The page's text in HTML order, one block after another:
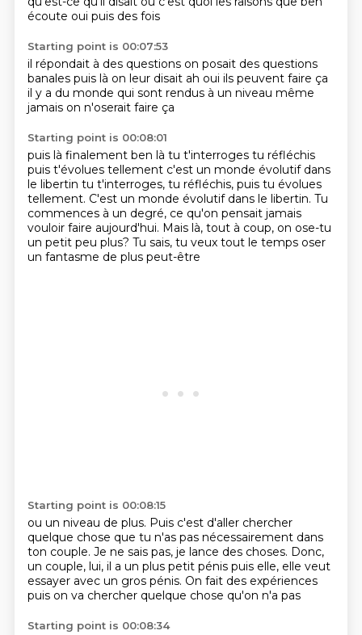
écoute oui puis des fois
Starting point is 00:07:53
il répondait à des questions on posait des questions
banales puis là on leur disait ah oui ils peuvent faire ça
il y a du monde qui sont rendus à un niveau même
jamais on n'oserait faire ça
Starting point is 00:08:01
puis là finalement ben là tu t'interroges tu réfléchis
puis t'évolues tellement c'est un monde évolutif dans
le libertin tu t'interroges, tu réfléchis, puis tu évolues
tellement. C'est un monde évolutif dans le libertin. Tu
commences à un degré, ce qu'on pensait jamais
vouloir faire aujourd'hui. Mais là, tout à coup, on ose-tu
un petit peu plus? Tu sais, tu veux tout le temps oser
un fantasme de plus peut-être
Starting point is 00:08:15
ou un niveau de plus. Puis c'est d'aller chercher
quelque chose que tu n'as pas nécessairement dans
ton couple. Je ne sais pas, je lance des choses. Donc,
un couple, lui, il a un plus petit pénis puis elle, elle veut
essayer avec un gros pénis. On fait des expériences
puis on va chercher quelque chose qu'on n'a pas
Starting point is 00:08:34